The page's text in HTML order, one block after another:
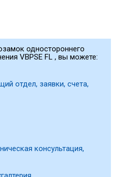
одностороннего
VBPSE FL , вы можете:
отдел, заявки, счета,
консультация,